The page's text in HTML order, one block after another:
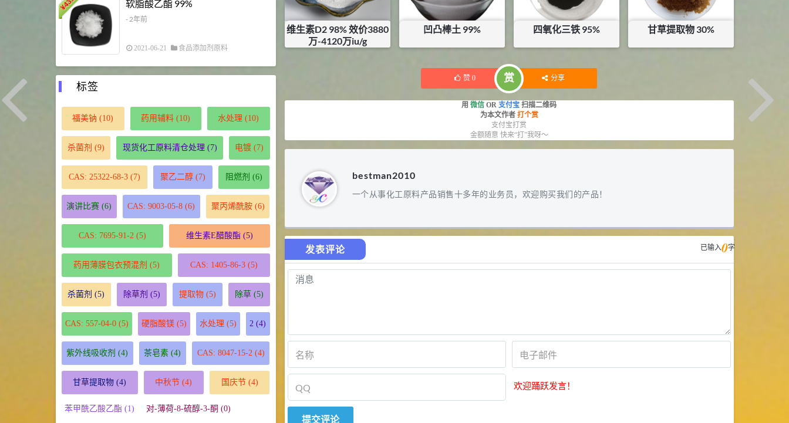
维生素D2 98% 效价3880
万-4120万iu/g
凹凸棒土 99%
库存：0KG
四氧化三铁 95% 甘草提取物 30%
赞 0 赏 分享
用 微信 OR 支付宝 扫描二维码
为本文作者 打个赏
支付宝打赏
金额随意 快来“打”我呀～
bestman2010
一个从事化工原料产品销售十多年的业务员，欢迎购买我们的产品！
发表评论 已输入0字
欢迎踊跃发言！
¥ 软脂酸乙酯 99%
- 2年前
2021-06-21 食品添加剂原料
10 DL-蛋氨酸 99%
浏览量 - 1.48w
2021-06-21 食品添加剂原料
标签
福美钠 (10) 药用辅料 (10) 水处理 (10)
杀菌剂 (9) 现货化工原料清仓处理 (7) 电镀 (7)
CAS: 25322-68-3(7) 聚乙二醇(7) 阻燃剂 (6)
演讲比赛 (6) CAS: 9003-05-8 (6) 聚丙烯酰胺(6)
CAS: 7695-91-2 (5) 维生素E醋酸酯(5)
药用薄膜包衣预混剂 (5) CAS: 1405-86-3(5)
杀菌剂 (5) 除草剂 (5) 提取物(5) 除草(5)
CAS: 557-04-0(5) 硬脂酸镁(5) 水处理 (5) 2 (4)
紫外线吸收剂 (4) 茶皂素 (4) CAS: 8047-15-2 (4)
甘草提取物 (4) 中秋节 (4) 国庆节(4)
苯甲酰乙酸乙酯 (1) 对-薄荷-8-硫醇-3-酮 (0)